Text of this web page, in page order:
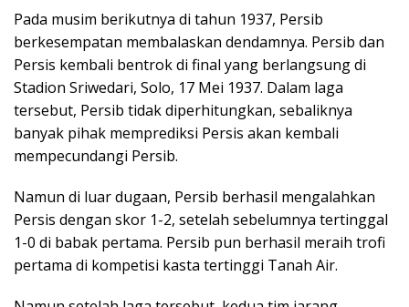
Pada musim berikutnya di tahun 1937, Persib
berkesempatan membalaskan dendamnya. Persib dan
Persis kembali bentrok di final yang berlangsung di
Stadion Sriwedari, Solo, 17 Mei 1937. Dalam laga
tersebut, Persib tidak diperhitungkan, sebaliknya
banyak pihak memprediksi Persis akan kembali
mempecundangi Persib.
Namun di luar dugaan, Persib berhasil mengalahkan
Persis dengan skor 1-2, setelah sebelumnya tertinggal
1-0 di babak pertama. Persib pun berhasil meraih trofi
pertama di kompetisi kasta tertinggi Tanah Air.